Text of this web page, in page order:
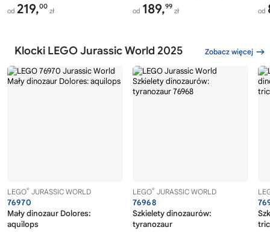
od 219,00
zł od 189,99
zł od
Klocki LEGO Jurassic World 2025 Zobacz więcej
LEGO® JURASSIC WORLD
76970
Mały dinozaur Dolores:
aquilops
LEGO® JURASSIC WORLD
76968
Szkielety dinozaurów:
tyranozaur